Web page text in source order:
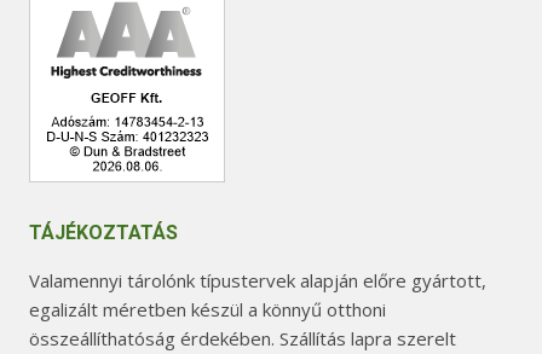
TÁJÉKOZTATÁS
Valamennyi tárolónk típustervek alapján előre gyártott,
egalizált méretben készül a könnyű otthoni
összeállíthatóság érdekében. Szállítás lapra szerelt